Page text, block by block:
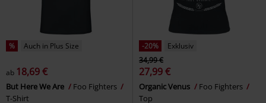
% Auch in Plus Size
ab 18,69 €
But Here We Are
Foo Fighters
T-Shirt
-20%
Exklusiv
34,99 €
27,99 €
Organic Venus
Foo Fighters
Top